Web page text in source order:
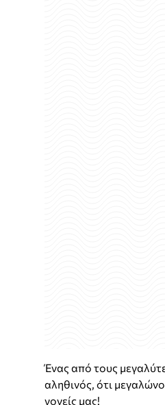
Ένας από τους
αληθινός, ότι
γονείς μας!